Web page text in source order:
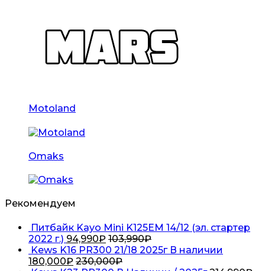
Motoland
Omaks
Рекомендуем
Питбайк Kayo Mini K125EM 14/12 (эл. стартер
2022 г.) 94,990₽ 103,990₽
Kews K16 PR300 21/18 2025г В наличии
180,000₽ 230,000₽